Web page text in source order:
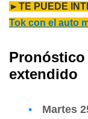
►TE PUEDE
Tok con el auto
Pronóstico
extendido
Martes